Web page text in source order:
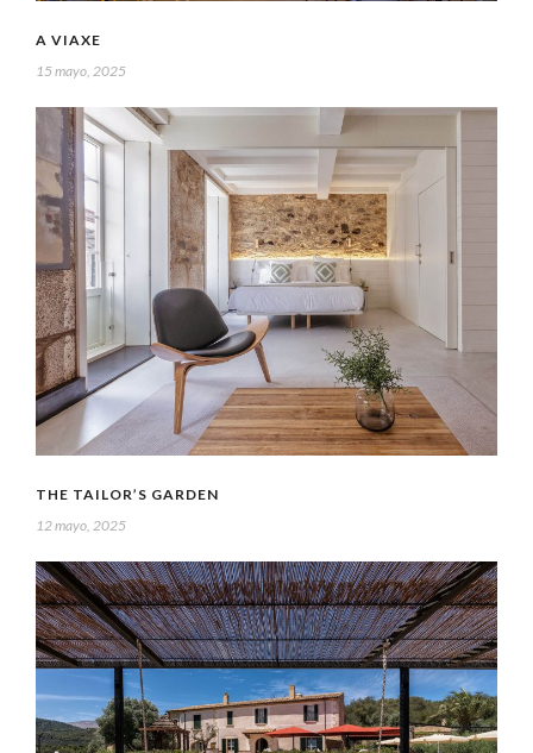
A VIAXE
15 mayo, 2025
THE TAILOR’S GARDEN
12 mayo, 2025